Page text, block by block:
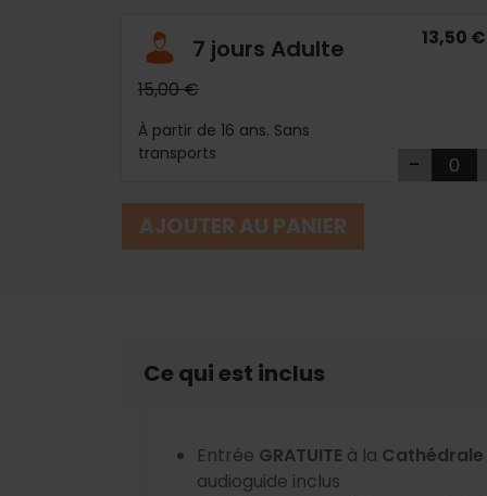
7 jours Adulte
15,00 €
À partir de 16 ans. Sans
transports
13,50 €
-
AJOUTER AU PANIER
Ce qui est inclus
Entrée GRATUITE à la Cathédrale
audioguide inclus